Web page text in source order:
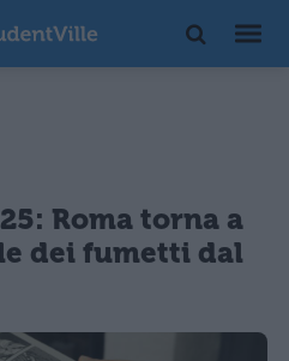
Roma torna a
dei fumetti dal